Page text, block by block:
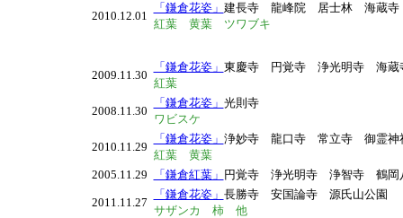
2010.12.01
「鎌倉花姿」 建長寺 龍峰院 居士林 海
紅葉 黄葉
ツワブキ
2009.11.30
「鎌倉花姿」 東慶寺 円覚寺 浄光明寺 海
紅葉
2008.11.30
「鎌倉花姿」 光則寺
ワビスケ
2010.11.29
「鎌倉花姿」 浄妙寺 龍口寺 常立寺 御霊
紅葉 黄葉
2005.11.29
「鎌倉紅葉」 円覚寺 浄光明寺 浄智寺 鶴
2011.11.27
「鎌倉花姿」 長勝寺 安国論寺 源氏山公園
サザンカ 柿 他